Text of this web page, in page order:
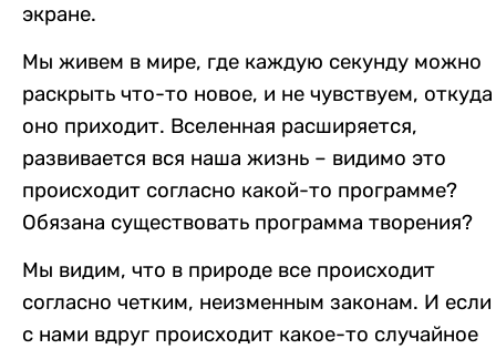
экране.
Мы живем в мире, где каждую секунду можно
раскрыть что-то новое, и не чувствуем, откуда
оно приходит. Вселенная расширяется,
развивается вся наша жизнь – видимо это
происходит согласно какой-то программе?
Обязана существовать программа творения?
Мы видим, что в природе все происходит
согласно четким, неизменным законам. И если
с нами вдруг происходит какое-то случайное